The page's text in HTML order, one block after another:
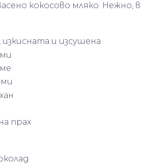
кокосово мляко. Нежно,
изкисната и изсушена
прах